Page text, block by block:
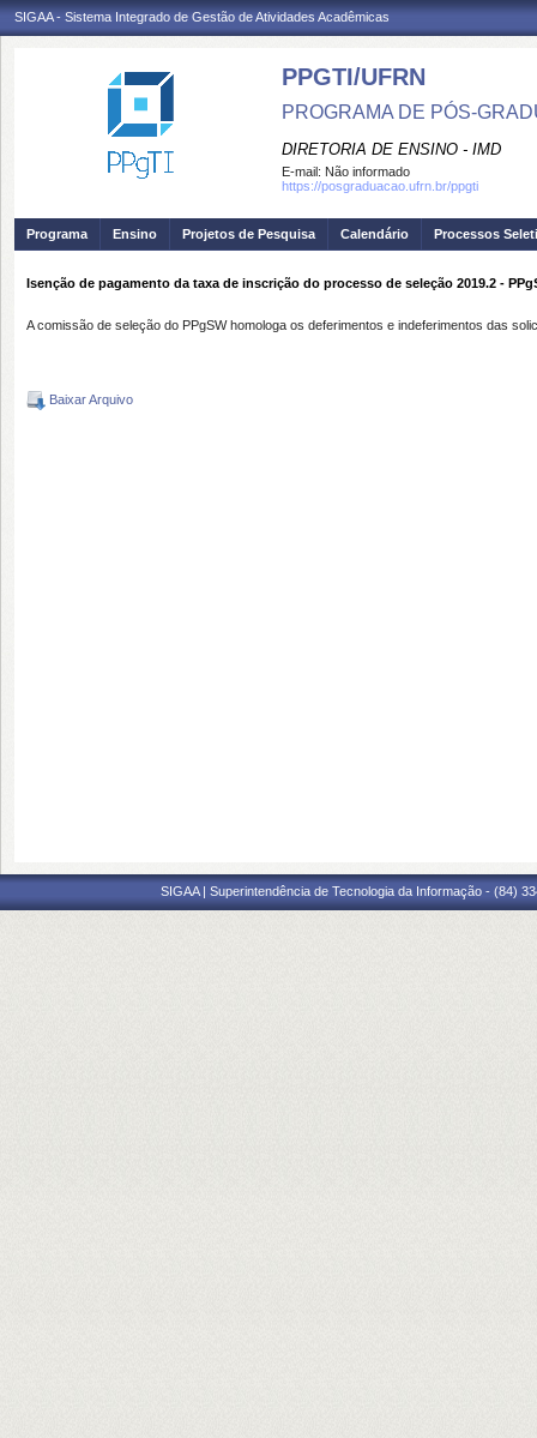
SIGAA - Sistema Integrado de Gestão de Atividades Acadêmicas
PPGTI/UFRN
PROGRAMA DE PÓS-
DIRETORIA DE ENSINO - IMD
E-mail: Não informado
https://posgraduacao.ufrn.br/ppgti
Programa Ensino Projetos de Pesquisa Calendário Processos
Isenção de pagamento da taxa de inscrição do processo de seleção 2019.2 -
A comissão de seleção do PPgSW homologa os deferimentos e indeferimentos das
Baixar Arquivo
SIGAA | Superintendência de Tecnologia da Informação - (84)